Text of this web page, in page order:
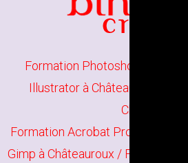
Formation Photoshop à
Illustrator à Châteauroux
Châteauroux
Formation Acrobat Pro à
Gimp à Châteauroux / Formation